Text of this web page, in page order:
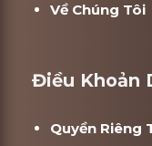
Về Chúng Tôi
Điều Khoản
Quyền Riêng